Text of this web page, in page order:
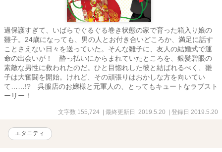
過保護すぎて、いばらでぐるぐる巻き状態の家で育った箱入り娘の
雛子。24歳になっても、男の人とお付き合いどころか、満足に話す
ことさえない日々を送っていた。そんな雛子に、友人の結婚式で運
命の出会いが！ 酔っ払いにからまれていたところを、銀髪碧眼の
素敵な男性に救われたのだ。ひと目惚れした彼と結ばれるべく、雛
子は大奮闘を開始。けれど、その頑張りはおかしな方を向いてい
て……!? 呉服店のお嬢様と元軍人の、とってもキュートなラブスト
ーリー！
文字数 155,724 | 最終更新日 2019.5.20 | 登録日 2019.5.20
エタニティ